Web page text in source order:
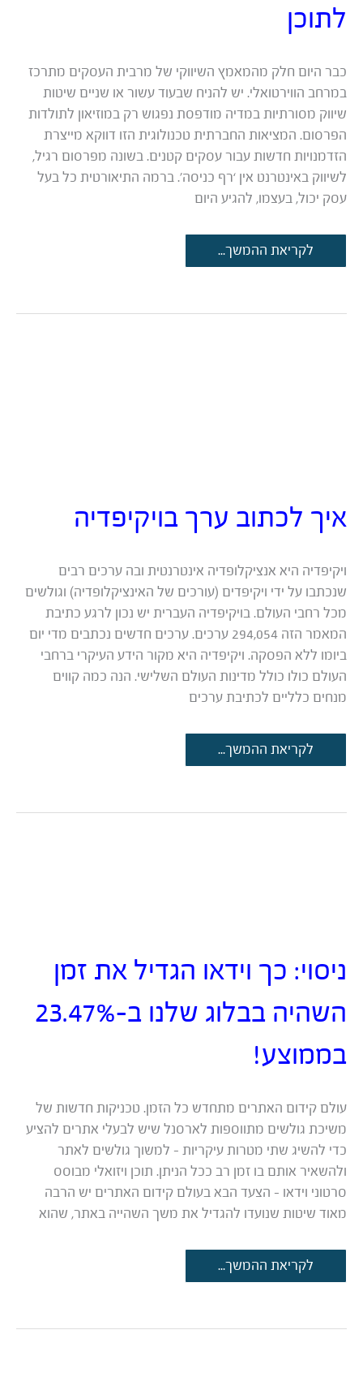
לתוכן
כבר היום חלק מהמאמץ השיווקי של מרבית העסקים מתרכז
במרחב הווירטואלי. יש להניח שבעוד עשור או שניים שיטות
שיווק מסורתיות במדיה מודפסת נפגוש רק במוזיאון לתולדות
הפרסום. המציאות החברתית טכנולוגית הזו דווקא מייצרת
הזדמנויות חדשות עבור עסקים קטנים. בשונה מפרסום רגיל,
לשיווק באינטרנט אין ‘רף כניסה’. ברמה התיאורטית כל בעל
עסק יכול, בעצמו, להגיע היום
אתם
מוכרחים
העסק
לקריאת ההמשך...
איך לכתוב ערך בויקיפדיה
ויקיפדיה היא אנציקלופדיה אינטרנטית ובה ערכים רבים
שנכתבו על ידי ויקיפדים (עורכים של האינציקלופדיה) וגולשים
מכל רחבי העולם. בויקיפדיה העברית יש נכון לרגע כתיבת
המאמר הזה 294,054 ערכים. ערכים חדשים נכתבים מדי יום
ביומו ללא הפסקה. ויקיפדיה היא מקור הידע העיקרי ברחבי
העולם כולו כולל מדינות העולם השלישי. הנה כמה קווים
מנחים כלליים לכתיבת ערכים
איך
לכתוב
לקריאת ההמשך...
ניסוי: כך וידאו הגדיל את זמן
השהיה בבלוג שלנו ב-23.47%
בממוצע!
עולם קידום האתרים מתחדש כל הזמן. טכניקות חדשות של
משיכת גולשים מתווספות לארסנל שיש לבעלי אתרים להציע
כדי להשיג שתי מטרות עיקריות – למשוך גולשים לאתר
ולהשאיר אותם בו זמן רב ככל הניתן. תוכן ויזואלי מבוסס
סרטוני וידאו – הצעד הבא בעולם קידום האתרים יש הרבה
מאוד שיטות שנועדו להגדיל את משך השהייה באתר, שהוא
ניסוי:
כך
את
לקריאת ההמשך...